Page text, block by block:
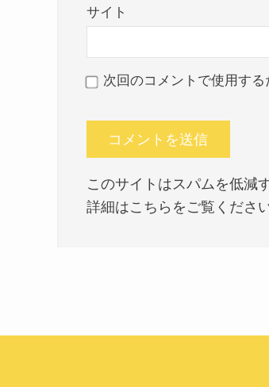
サイト
次回のコメントで使用す
このサイトはスパムを低減
詳細はこちらをご覧くださ